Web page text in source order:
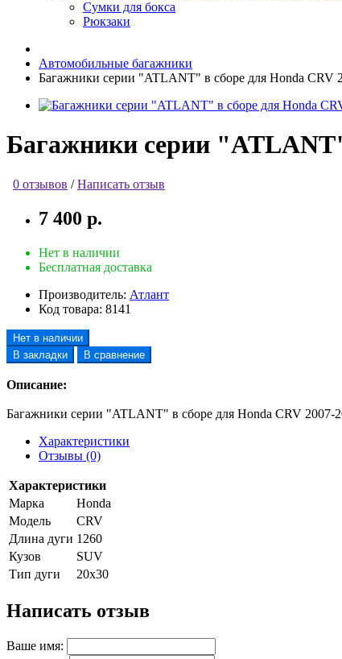
Сумки для бокса
Рюкзаки
Автомобильные багажники
Багажники серии "ATLANT" в сборе для Honda CRV
Багажники серии "ATLANT"
0 отзывов /Написать отзыв
7 400 р.
Нет в наличии
Бесплатная доставка
Производитель: Атлант
Код товара: 8141
Нет в наличии
В закладки
В сравнение
Описание:
Багажники серии "ATLANT" в сборе для Honda CRV 2007-
Характеристики
Отзывы (0)
Характеристики
Марка
Honda
Модель
CRV
Длина дуги 1260
Кузов
SUV
Тип дуги
20х30
Написать отзыв
Ваше имя: